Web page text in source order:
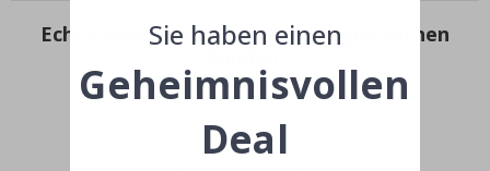
Echte Inspiration von unseren glücklichen
Teile dein Bild mit #namly_design
Sie haben einen
Geheimnisvollen
Deal